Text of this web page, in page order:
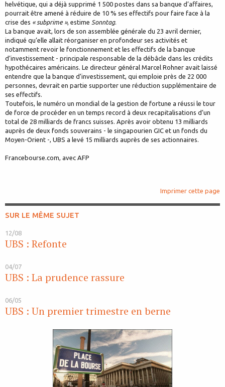
helvétique, qui a déjà supprimé 1 500 postes dans sa banque d’affaires,
pourrait être amené à réduire de 10 % ses effectifs pour faire face à la
crise des « subprime », estime Sonntag.
La banque avait, lors de son assemblée générale du 23 avril dernier,
indiqué qu’elle allait réorganiser en profondeur ses activités et
notamment revoir le fonctionnement et les effectifs de la banque
d’investissement - principale responsable de la débâcle dans les crédits
hypothécaires américains. Le directeur général Marcel Rohner avait laissé
entendre que la banque d’investissement, qui emploie près de 22 000
personnes, devrait en partie supporter une réduction supplémentaire de
ses effectifs.
Toutefois, le numéro un mondial de la gestion de fortune a réussi le tour
de force de procéder en un temps record à deux recapitalisations d’un
total de 28 milliards de francs suisses. Après avoir obtenu 13 milliards
auprès de deux fonds souverains - le singapourien GIC et un fonds du
Moyen-Orient -, UBS a levé 15 milliards auprès de ses actionnaires.
Francebourse.com, avec AFP
Imprimer cette page
SUR LE MÊME SUJET
12/08
UBS : Refonte
04/07
UBS : La prudence rassure
06/05
UBS : Un premier trimestre en berne